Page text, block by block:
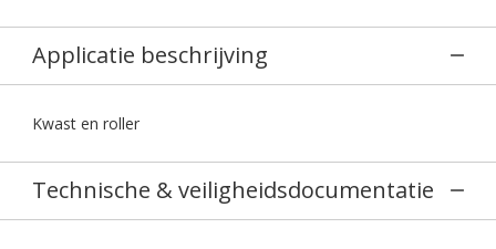
Applicatie beschrijving
Kwast en roller
Technische & veiligheidsdocumentatie